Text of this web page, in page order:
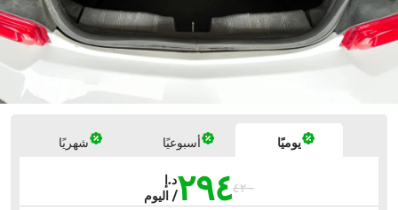
يوميًا أسبوعيًا شهريًا
٤٢٠٢٩٤د.إ
/ اليوم